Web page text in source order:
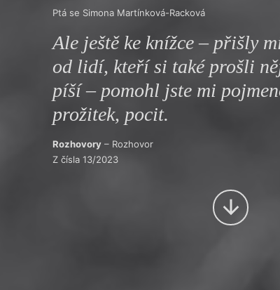
Ptá se Simona Martínková-Racková
Ale ještě ke knížce – přišly
od lidí, kteří si také prošli
píší – pomohl jste mi
prožitek, pocit.
Rozhovory– Rozhovor
Z čísla 13/2023